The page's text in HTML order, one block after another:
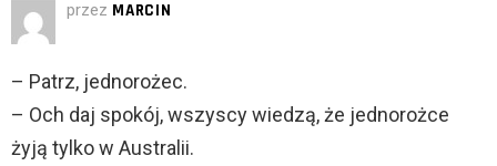
przez MARCIN
– Patrz, jednorożec.
– Och daj spokój, wszyscy wiedzą, że jednorożce
żyją tylko w Australii.